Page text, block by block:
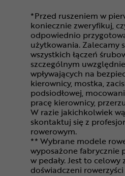
*Przed ruszeniem w
koniecznie zweryfikuj,
odpowiednio
użytkowania. Zalecamy
wszystkich łączeń
szczególnym
wpływających na
kierownicy, mostka,
podsiodłowej,
pracę kierownicy,
W razie jakichkolwiek
skontaktuj się z
rowerowym.
** Wybrane modele
wyposażone fabrycznie
w pedały. Jest to celowy
doświadczeni